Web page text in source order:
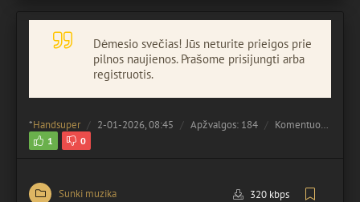
Dėmesio svečias! Jūs neturite prieigos prie
pilnos naujienos. Prašome prisijungti arba
registruotis.
*Handsuper 2-01-2026, 08:45 Apžvalgos: 184 Komentuota:
1 0
Sunki muzika 320 kbps